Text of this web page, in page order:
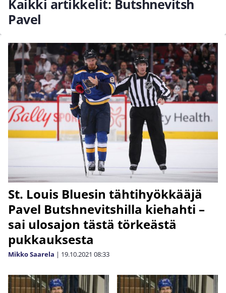
Kaikki artikkelit: Butshnevitsh
Pavel
St. Louis Bluesin tähtihyökkääjä
Pavel Butshnevitshilla kiehahti –
sai ulosajon tästä törkeästä
pukkauksesta
Mikko Saarela | 19.10.2021 08:33